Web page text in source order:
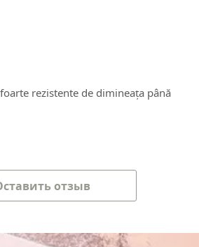
rezistente de dimineața până
отзыв